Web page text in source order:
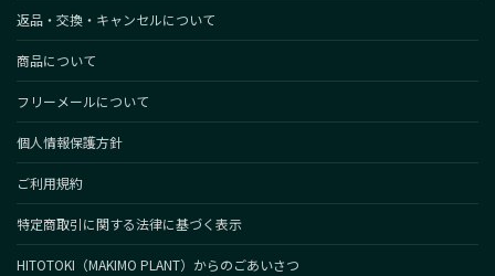
返品・交換・キャンセルについて
商品について
フリーメールについて
個人情報保護方針
ご利用規約
特定商取引に関する法律に基づく表示
HITOTOKI（MAKIMO PLANT）からのごあいさつ